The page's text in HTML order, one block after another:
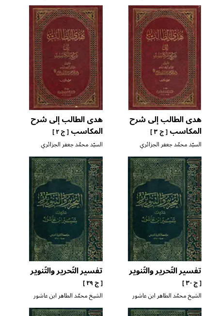
هدى الطالب إلى شرح
المكاسب[ ج ٣ ]
السيّد محمّد جعفر الجزائري
هدى الطالب إلى شرح
المكاسب[ ج ٢ ]
السيّد محمّد جعفر الجزائري
تفسير التّحرير والتّنوير
[ ج ٣٠ ]
الشيخ محمّد الطاهر ابن عاشور
تفسير التّحرير والتّنوير
[ ج ٢٩ ]
الشيخ محمّد الطاهر ابن عاشور